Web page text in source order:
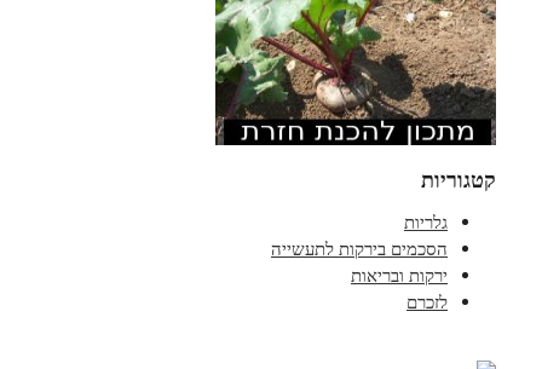
קטגוריות
גלריות
הסכמים בירקות לתעשייה
ירקות ובריאות
לזכרם